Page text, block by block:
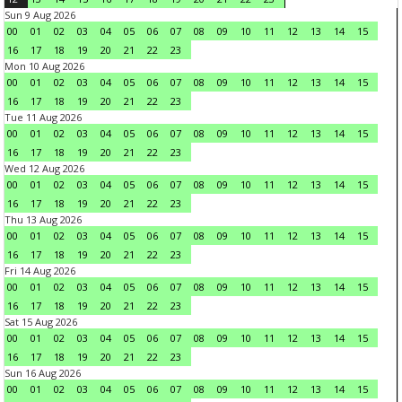
Sun 9 Aug 2026
00
01 02 03 04 05 06 07 08 09 10 11 12 13 14
15
16
17 18 19 20 21 22
23
Mon 10 Aug 2026
00
01 02 03 04 05 06 07 08 09 10 11 12 13 14
15
16
17 18 19 20 21 22
23
Tue 11 Aug 2026
00
01 02 03 04 05 06 07 08 09 10 11 12 13 14
15
16
17 18 19 20 21 22
23
Wed 12 Aug 2026
00
01 02 03 04 05 06 07 08 09 10 11 12 13 14
15
16
17 18 19 20 21 22
23
Thu 13 Aug 2026
00
01 02 03 04 05 06 07 08 09 10 11 12 13 14
15
16
17 18 19 20 21 22
23
Fri 14 Aug 2026
00
01 02 03 04 05 06 07 08 09 10 11 12 13 14
15
16
17 18 19 20 21 22
23
Sat 15 Aug 2026
00
01 02 03 04 05 06 07 08 09 10 11 12 13 14
15
16
17 18 19 20 21 22
23
Sun 16 Aug 2026
00
01 02 03 04 05 06 07 08 09 10 11 12 13 14
15